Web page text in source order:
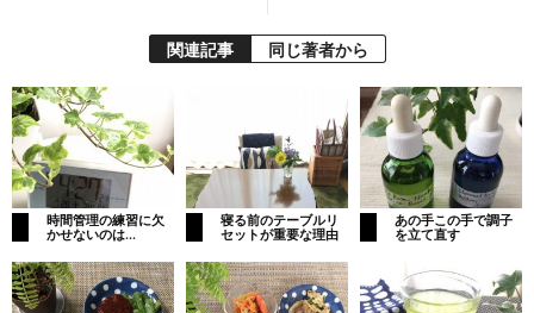
関連記事 同じ著者から
時間管理の練習に欠
かせないのは…
寝る前のテーブルリ
セットが重要な理由
あの手この手で調子
を立て直す